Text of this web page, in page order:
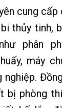
cung
thủy tinh,
phân
máy
nghiệp.
bị phòng